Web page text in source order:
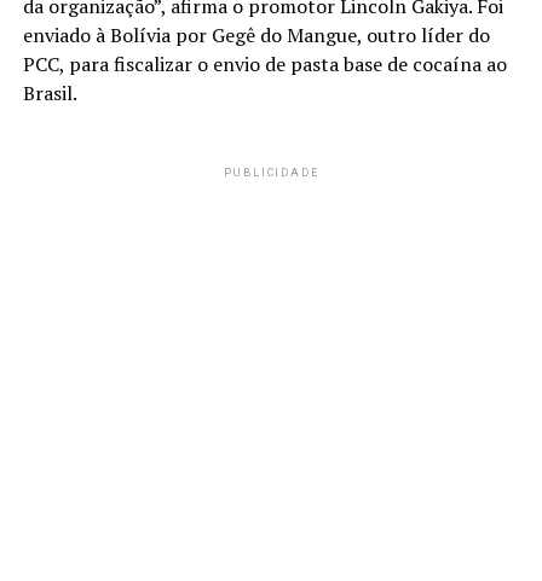
da organização”, afirma o promotor Lincoln Gakiya. Foi
enviado à Bolívia por Gegê do Mangue, outro líder do
PCC, para fiscalizar o envio de pasta base de cocaína ao
Brasil.
PUBLICIDADE